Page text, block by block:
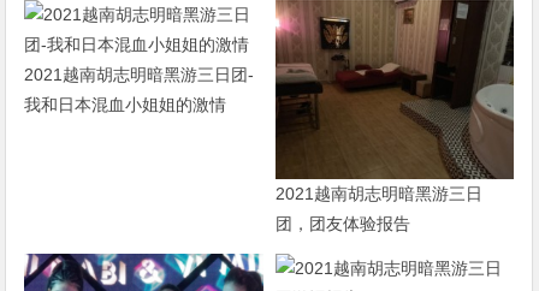
2021越南胡志明暗黑游三日团-
我和日本混血小姐姐的激情
2021越南胡志明暗黑游三日
团，团友体验报告